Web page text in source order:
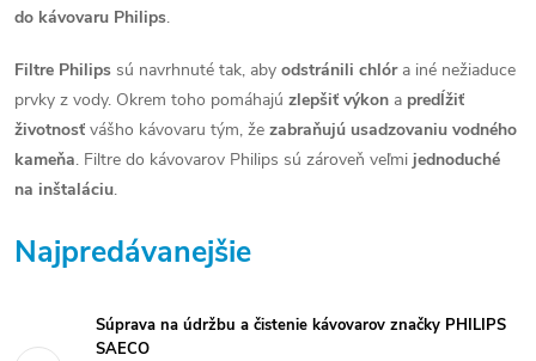
do kávovaru Philips.
Filtre Philips sú navrhnuté tak, aby odstránili chlór a iné nežiaduce
prvky z vody. Okrem toho pomáhajú zlepšiť výkon a predĺžiť
životnosť vášho kávovaru tým, že zabraňujú usadzovaniu vodného
kameňa. Filtre do kávovarov Philips sú zároveň veľmi jednoduché
na inštaláciu.
Najpredávanejšie
Súprava na údržbu a čistenie kávovarov značky PHILIPS
SAECO